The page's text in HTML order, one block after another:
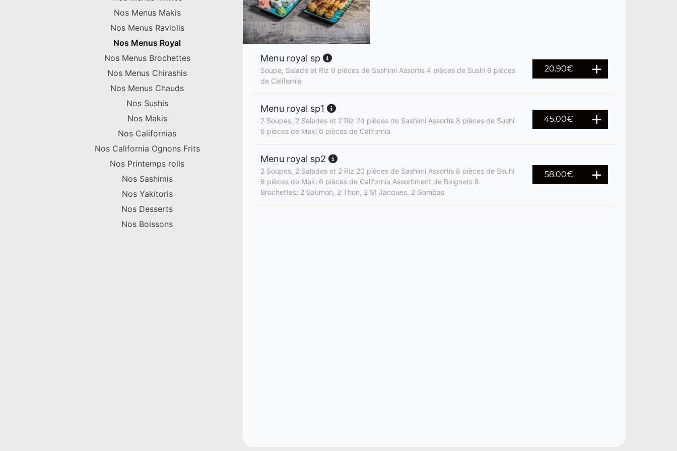
Nos Menus Makis
Nos Menus Raviolis
Nos Menus Royal
Nos Menus Brochettes
Nos Menus Chirashis
Nos Menus Chauds
Nos Sushis
Nos Makis
Nos Californias
Nos California Ognons Frits
Nos Printemps rolls
Nos Sashimis
Nos Yakitoris
Nos Desserts
Nos Boissons
Menu royal sp
Soupe, Salade et Riz 9 pièces de Sashimi Assortis 4 pièces de Sushi 6 pièces
de California
20.90€
Menu royal sp1
2 Soupes, 2 Salades et 2 Riz 24 pièces de Sashimi Assortis 8 pièces de Sushi
6 pièces de Maki 6 pièces de California
45.00€
Menu royal sp2
2 Soupes, 2 Salades et 2 Riz 20 pièces de Sashimi Assortis 8 pièces de Ssuhi
6 pièces de Maki 6 pièces de California Assortiment de Beignets 8
Brochettes: 2 Saumon, 2 Thon, 2 St Jacques, 2 Gambas
58.00€